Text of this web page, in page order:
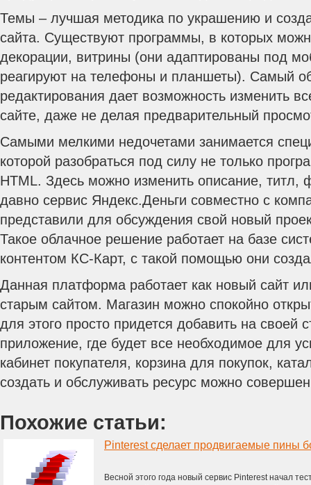
Темы – лучшая методика по украшению и
сайта. Существуют программы, в которых
декорации, витрины (они адаптированы под
реагируют на телефоны и планшеты). Самый
редактирования дает возможность изменить
сайте, даже не делая предварительный
Самыми мелкими недочетами занимается
которой разобраться под силу не только
HTML. Здесь можно изменить описание, титл,
давно сервис Яндекс.Деньги совместно с
представили для обсуждения свой новый
Такое облачное решение работает на базе
контентом КС-Карт, с такой помощью они
Данная платформа работает как новый сайт
старым сайтом. Магазин можно спокойно
для этого просто придется добавить на своей
приложение, где будет все необходимое для
кабинет покупателя, корзина для покупок,
создать и обслуживать ресурс можно
Похожие статьи:
Pinterest сделает продвигаемые пины
Весной этого года новый сервис Pinterest начал